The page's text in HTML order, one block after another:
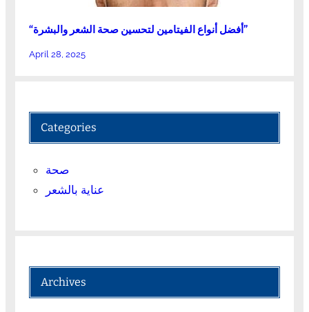
“أفضل أنواع الفيتامين لتحسين صحة الشعر والبشرة”
April 28, 2025
Categories
صحة
عناية بالشعر
Archives